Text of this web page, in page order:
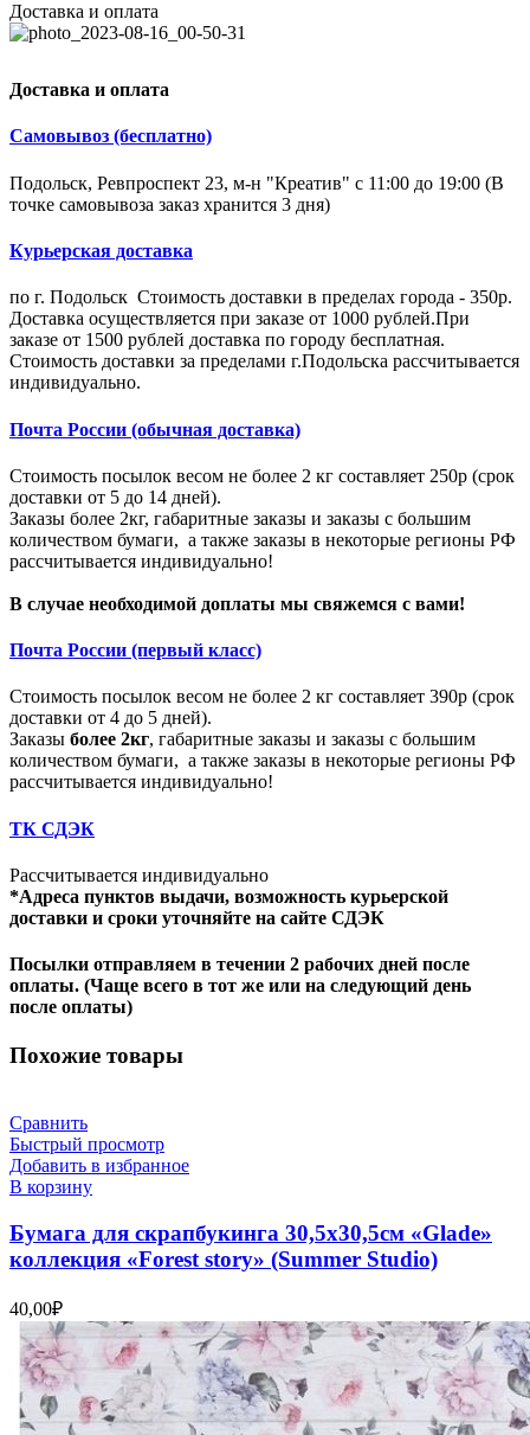
Доставка и оплата
Доставка и оплата
Самовывоз (бесплатно)
Подольск, Ревпроспект 23, м-н "Креатив" с 11:00 до 19:00 (В
точке самовывоза заказ хранится 3 дня)
Курьерская доставка
по г. Подольск Стоимость доставки в пределах города - 350р.
Доставка осуществляется при заказе от 1000 рублей.При
заказе от 1500 рублей доставка по городу бесплатная.
Стоимость доставки за пределами г.Подольска рассчитывается
индивидуально.
Почта России (обычная доставка)
Стоимость посылок весом не более 2 кг составляет 250р (срок
доставки от 5 до 14 дней).
Заказы более 2кг, габаритные заказы и заказы с большим
количеством бумаги, а также заказы в некоторые регионы РФ
рассчитывается индивидуально!
В случае необходимой доплаты мы свяжемся с вами!
Почта России (первый класс)
Стоимость посылок весом не более 2 кг составляет 390р (срок
доставки от 4 до 5 дней).
Заказы более 2кг, габаритные заказы и заказы с большим
количеством бумаги, а также заказы в некоторые регионы РФ
рассчитывается индивидуально!
ТК СДЭК
Рассчитывается индивидуально
*Адреса пунктов выдачи, возможность курьерской
доставки и сроки уточняйте на сайте СДЭК
Посылки отправляем в течении 2 рабочих дней после
оплаты. (Чаще всего в тот же или на следующий день
после оплаты)
Похожие товары
Сравнить
Быстрый просмотр
Добавить в избранное
В корзину
Бумага для скрапбукинга 30,5х30,5см «Glade»
коллекция «Forest story» (Summer Studio)
40,00₽